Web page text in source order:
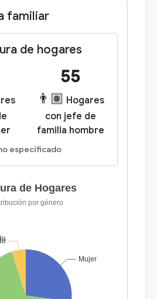
familiar
de hogares
55
👨🏽 Hogares
con jefe de
familia hombre
especificado